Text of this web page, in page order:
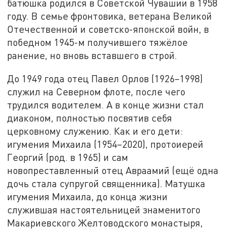
батюшка родился в Советской Чувашии в 1958
году. В семье фронтовика, ветерана Великой
Отечественной и советско-японской войн, в
победном 1945-м получившего тяжёлое
ранение, но вновь вставшего в строй.
До 1949 года отец Павел Орлов (1926–1998)
служил на Северном флоте, после чего
трудился водителем. А в конце жизни стал
диаконом, полностью посвятив себя
церковному служению. Как и его дети:
игумения Михаила (1954–2020), протоиерей
Георгий (род. в 1965) и сам
новопреставленный отец Авраамий (ещё одна
дочь стала супругой священника). Матушка
игумения Михаила, до конца жизни
служившая настоятельницей знаменитого
Макариевского Желтоводского монастыря,